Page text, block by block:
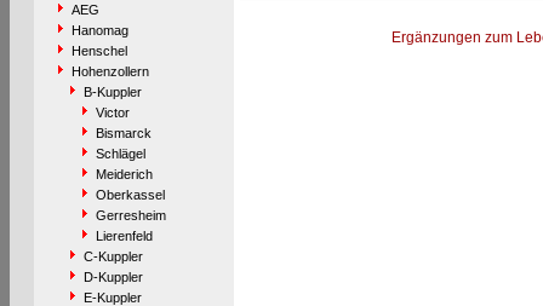
AEG
Hanomag
Henschel
Hohenzollern
B-Kuppler
Victor
Bismarck
Schlägel
Meiderich
Oberkassel
Gerresheim
Lierenfeld
C-Kuppler
D-Kuppler
E-Kuppler
Ergänzungen zum